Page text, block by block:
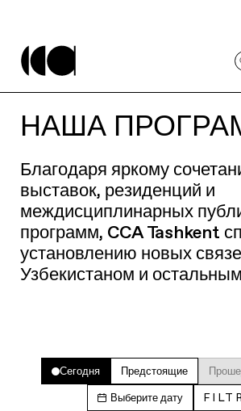
НАША
Благодаря яркому
выставок, резиденций и
междисциплинарных
программ, CCA Tashkent
установлению новых
Узбекистаном и
Сегодня Предстоящие
Выберите дату